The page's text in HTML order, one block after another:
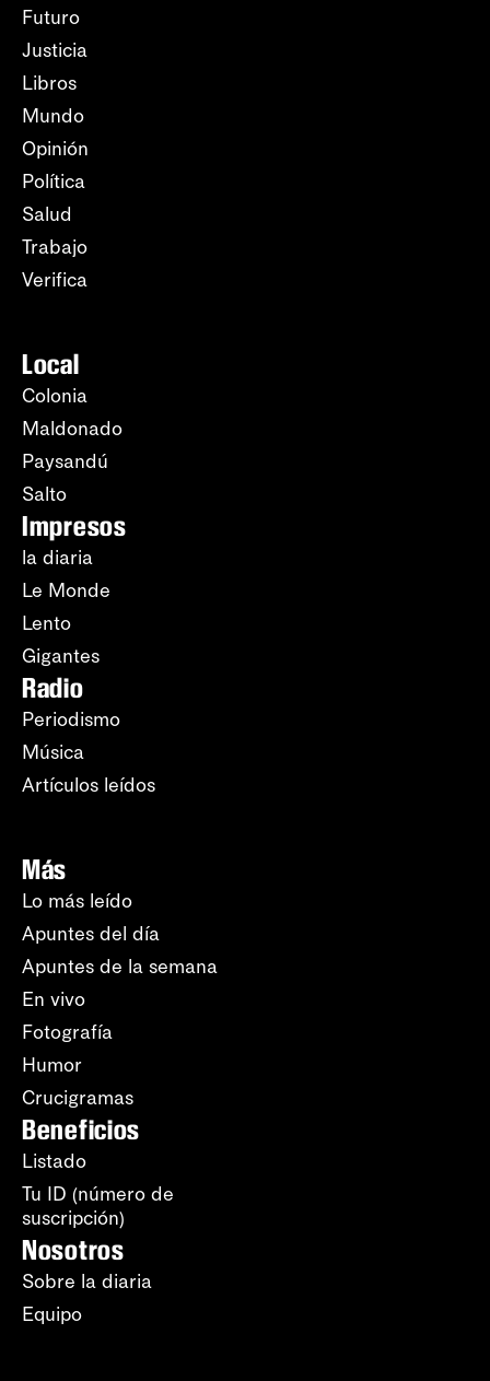
Futuro
Justicia
Libros
Mundo
Opinión
Política
Salud
Trabajo
Verifica
Local
Colonia
Maldonado
Paysandú
Salto
Impresos
la diaria
Le Monde
Lento
Gigantes
Radio
Periodismo
Música
Artículos leídos
Más
Lo más leído
Apuntes del día
Apuntes de la semana
En vivo
Fotografía
Humor
Crucigramas
Beneficios
Listado
Tu ID (número de
suscripción)
Nosotros
Sobre la diaria
Equipo